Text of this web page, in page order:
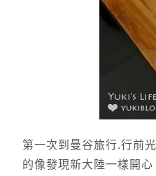
第一次到曼谷旅行.行前
的像發現新大陸一樣開